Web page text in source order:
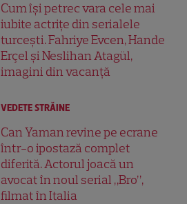
Cum își petrec vara cele mai
iubite actrițe din serialele
turcești. Fahriye Evcen, Hande
Erçel și Neslihan Atagül,
imagini din vacanță
VEDETE STRĂINE
Can Yaman revine pe ecrane
într-o ipostază complet
diferită. Actorul joacă un
avocat în noul serial „Bro”,
filmat în Italia